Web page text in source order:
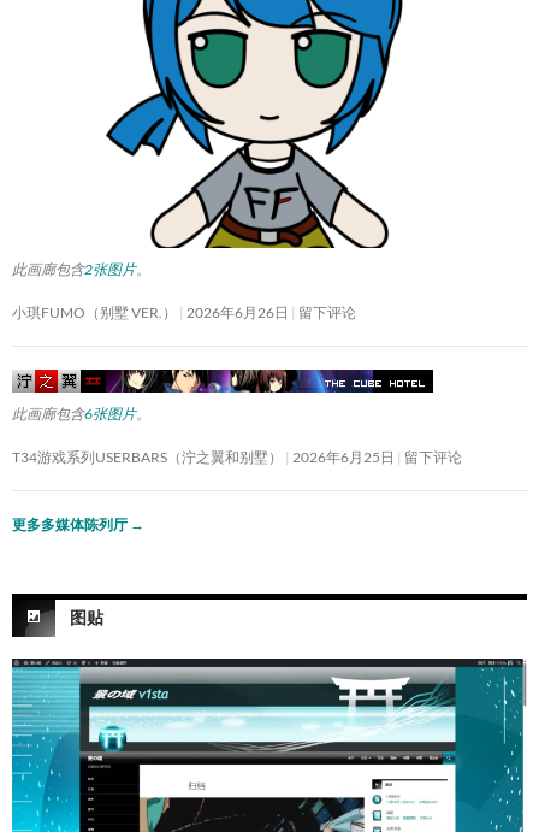
此画廊包含2张图片。
小琪FUMO（别墅 VER.） 2026年6月26日 留下评论
此画廊包含6张图片。
T34游戏系列USERBARS（泞之翼和别墅） 2026年6月25日 留下评论
更多多媒体陈列厅 →
图贴